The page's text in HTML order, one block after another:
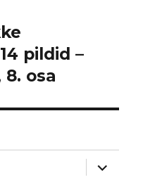
pildid –
osa
laienda